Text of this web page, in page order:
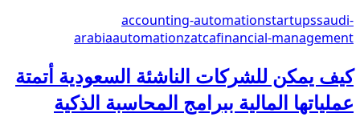
accounting-automationstartupssaudi-
arabiaautomationzatcafinancial-management
كيف يمكن للشركات الناشئة السعودية أتمتة
عملياتها المالية ببرامج المحاسبة الذكية